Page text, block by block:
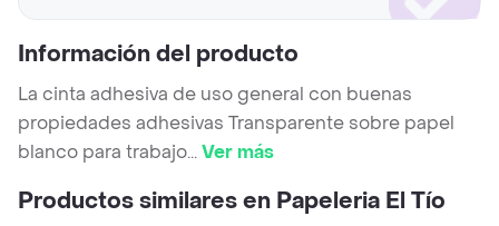
Información del producto
La cinta adhesiva de uso general con buenas
propiedades adhesivas Transparente sobre papel
blanco para trabajo...Ver más
Productos similares en Papeleria El Tío